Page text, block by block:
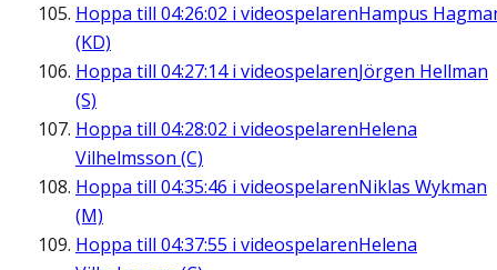
Hoppa till 04:26:02 i videospelarenHampus
(KD)
Hoppa till 04:27:14i videospelarenJörgen Hellman
(S)
Hoppa till 04:28:02 i videospelarenHelena
Vilhelmsson (C)
Hoppa till 04:35:46 i videospelarenNiklas Wykman
(M)
Hoppa till 04:37:55 i videospelarenHelena